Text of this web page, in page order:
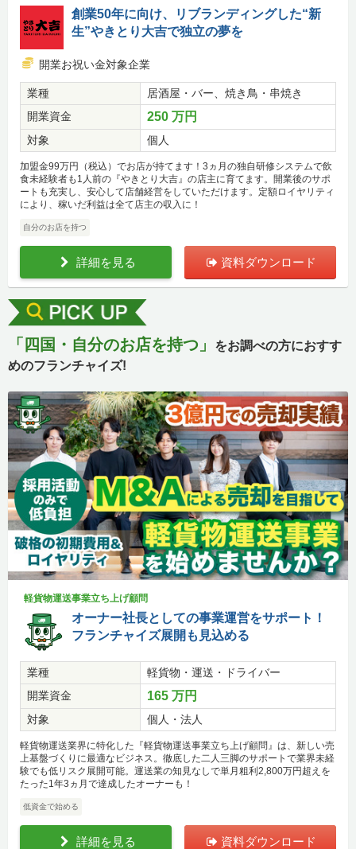
創業50年に向け、リブランディングした“新
生”やきとり大吉で独立の夢を
開業お祝い金対象企業
業種
居酒屋・バー、焼き鳥・串焼き
開業資金
250 万円
対象 個人
加盟金99万円（税込）でお店が持てます！3ヵ月の独自研修システムで飲
食未経験者も1人前の『やきとり大吉』の店主に育てます。開業後のサポ
ートも充実し、安心して店舗経営をしていただけます。定額ロイヤリティ
により、稼いだ利益は全て店主の収入に！
自分のお店を持つ
詳細を見る 資料ダウンロード
「四国・自分のお店を持つ」
をお調べの方におすす
めのフランチャイズ!
軽貨物運送事業立ち上げ顧問
オーナー社長としての事業運営をサポート！
フランチャイズ展開も見込める
業種
軽貨物・運送・ドライバー
開業資金
165 万円
対象 個人・法人
軽貨物運送業界に特化した『軽貨物運送事業立ち上げ顧問』は、新しい売
上基盤づくりに最適なビジネス。徹底した二人三脚のサポートで業界未経
験でも低リスク展開可能。運送業の知見なしで単月粗利2,800万円超えを
たった1年3ヵ月で達成したオーナーも！
低資金で始める
詳細を見る 資料ダウンロード